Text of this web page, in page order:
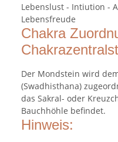
Lebenslust - Intiution -
Lebensfreude
Chakra
Der Mondstein wird
(Swadhisthana)
das Sakral- oder
Bauchhöhle befindet.
Hinweis: